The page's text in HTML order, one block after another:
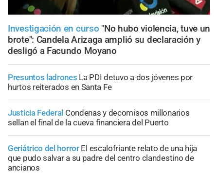
Investigación en curso "No hubo violencia, tuve un
brote": Candela Arizaga amplió su declaración y
desligó a Facundo Moyano
Presuntos ladrones La PDI detuvo a dos jóvenes por
hurtos reiterados en Santa Fe
Justicia Federal Condenas y decomisos millonarios
sellan el final de la cueva financiera del Puerto
Geriátrico del horror El escalofriante relato de una hija
que pudo salvar a su padre del centro clandestino de
ancianos